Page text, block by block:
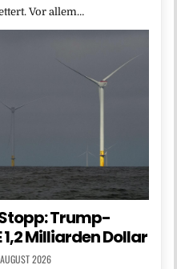
Vor allem…
Trump-
Milliarden Dollar
2026